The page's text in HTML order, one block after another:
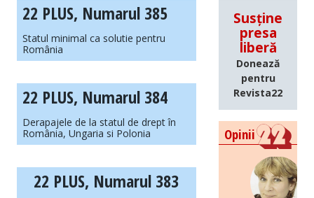
22 PLUS, Numarul 385
Statul minimal ca solutie pentru
România
22 PLUS, Numarul 384
Derapajele de la statul de drept în
România, Ungaria si Polonia
22 PLUS, Numarul 383
Susține
presa
liberă
Donează
pentru
Revista22
Opinii